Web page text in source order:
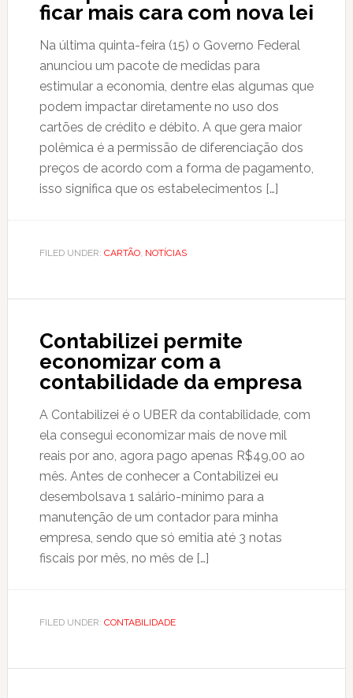
ficar mais cara com nova lei
Na última quinta-feira (15) o Governo Federal
anunciou um pacote de medidas para
estimular a economia, dentre elas algumas que
podem impactar diretamente no uso dos
cartões de crédito e débito. A que gera maior
polêmica é a permissão de diferenciação dos
preços de acordo com a forma de pagamento,
isso significa que os estabelecimentos […]
FILED UNDER: CARTÃO, NOTÍCIAS
Contabilizei permite
economizar com a
contabilidade da empresa
A Contabilizei é o UBER da contabilidade, com
ela consegui economizar mais de nove mil
reais por ano, agora pago apenas R$49,00 ao
mês. Antes de conhecer a Contabilizei eu
desembolsava 1 salário-mínimo para a
manutenção de um contador para minha
empresa, sendo que só emitia até 3 notas
fiscais por mês, no mês de […]
FILED UNDER: CONTABILIDADE